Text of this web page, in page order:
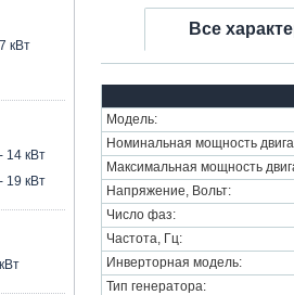
кВт
14 кВт
19 кВт
Все
Модель:
Номинальная мощность
Максимальная мощность
Напряжение, Вольт:
Число фаз:
Частота, Гц:
Инверторная модель:
Тип генератора: